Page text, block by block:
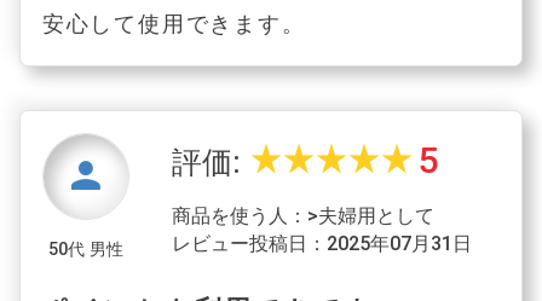
安心して使用できます。
person
50代 男性
評価: star_ratestar_ratestar_ratestar_ratestar_rate 5
商品を使う人：>夫婦用として
レビュー投稿日：2025年07月31日